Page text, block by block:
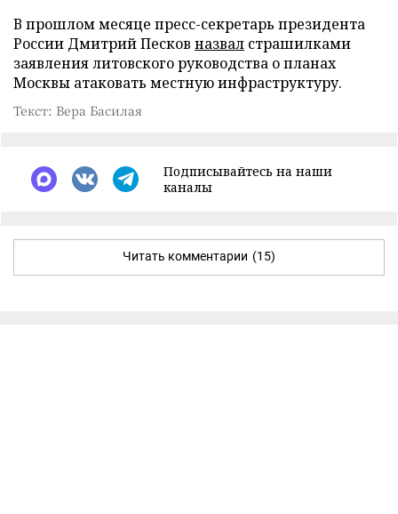
В прошлом месяце пресс-секретарь президента
России Дмитрий Песков назвал страшилками
заявления литовского руководства о планах
Москвы атаковать местную инфраструктуру.
Текст: Вера Басилая
Подписывайтесь на наши
каналы
Читать комментарии (15)